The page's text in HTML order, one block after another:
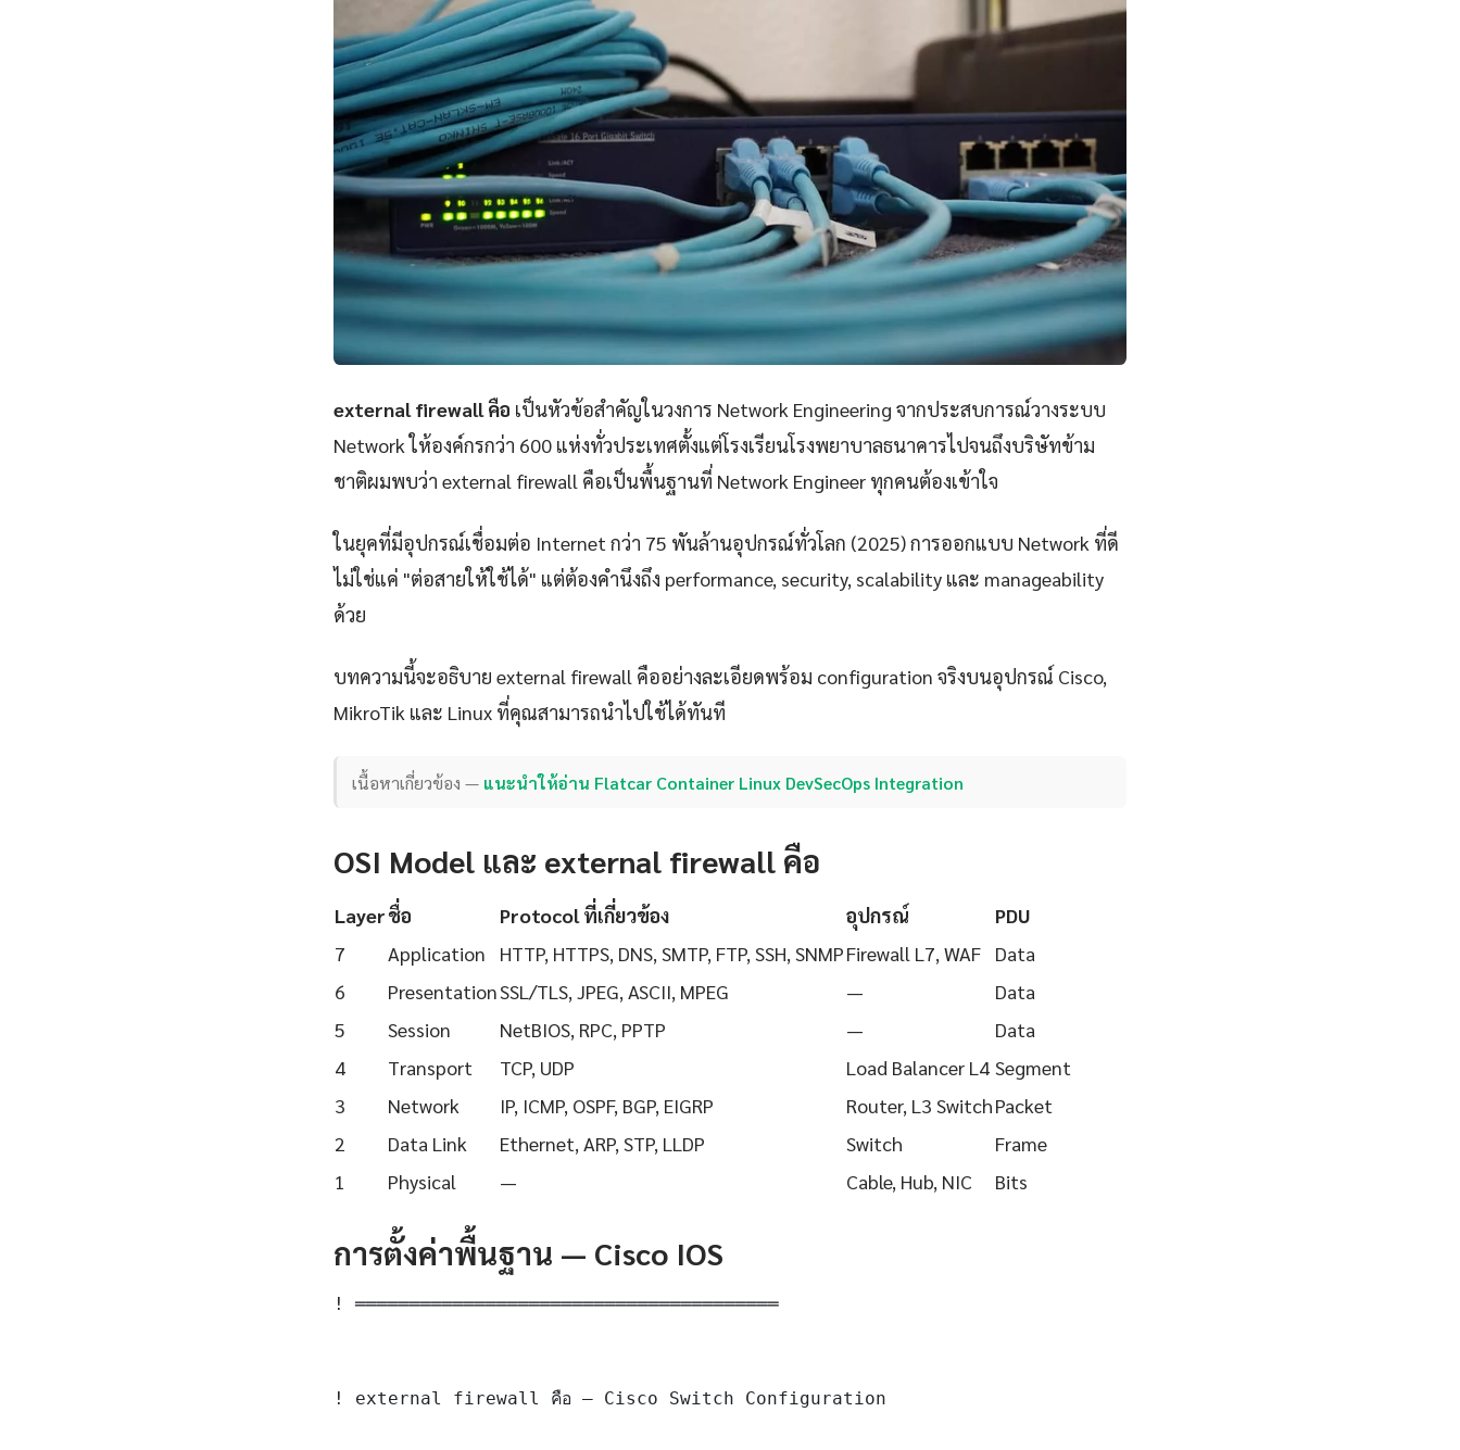
external firewall คือ เป็นหัวข้อสำคัญในวงการ Network Engineering จากประสบการณ์วางระบบ
Network ให้องค์กรกว่า 600 แห่งทั่วประเทศตั้งแต่โรงเรียนโรงพยาบาลธนาคารไปจนถึงบริษัทข้าม
ชาติผมพบว่า external firewall คือเป็นพื้นฐานที่ Network Engineer ทุกคนต้องเข้าใจ
ในยุคที่มีอุปกรณ์เชื่อมต่อ Internet กว่า 75 พันล้านอุปกรณ์ทั่วโลก (2025) การออกแบบ Network ที่ดี
ไม่ใช่แค่ "ต่อสายให้ใช้ได้" แต่ต้องคำนึงถึง performance, security, scalability และ manageability
ด้วย
บทความนี้จะอธิบาย external firewall คืออย่างละเอียดพร้อม configuration จริงบนอุปกรณ์ Cisco,
MikroTik และ Linux ที่คุณสามารถนำไปใช้ได้ทันที
เนื้อหาเกี่ยวข้อง — แนะนำให้อ่าน Flatcar Container Linux DevSecOps Integration
OSI Model และ external firewall คือ
Layerชื่อ Protocol ที่เกี่ยวข้อง อุปกรณ์
PDU
7
Application HTTP, HTTPS, DNS, SMTP, FTP, SSH, SNMPFirewall L7, WAF
Data
6
PresentationSSL/TLS, JPEG, ASCII, MPEG —
Data
5
Session NetBIOS, RPC, PPTP —
Data
4
Transport TCP, UDP Load Balancer L4 Segment
3
Network IP, ICMP, OSPF, BGP, EIGRP Router, L3 SwitchPacket
2
Data Link Ethernet, ARP, STP, LLDP Switch
Frame
1
Physical — Cable, Hub, NIC Bits
การตั้งค่าพื้นฐาน — Cisco IOS
! ═══════════════════════════════════════
! external firewall คือ — Cisco Switch Configuration